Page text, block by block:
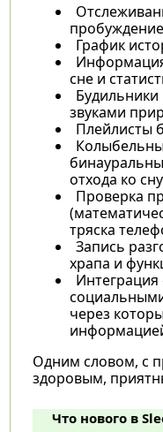
График
сне и
Будильники
звуками
Плейлисты
отхода ко
Проверка
тряска
Запись
храпа и
через
Одним словом, с
здоровым,
Что нового в